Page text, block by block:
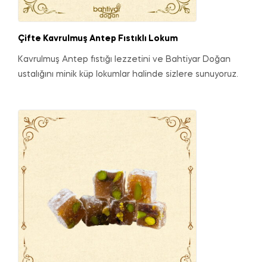
Çifte Kavrulmuş Antep Fıstıklı Lokum
Kavrulmuş Antep fıstığı lezzetini ve Bahtiyar Doğan
ustalığını minik küp lokumlar halinde sizlere sunuyoruz.